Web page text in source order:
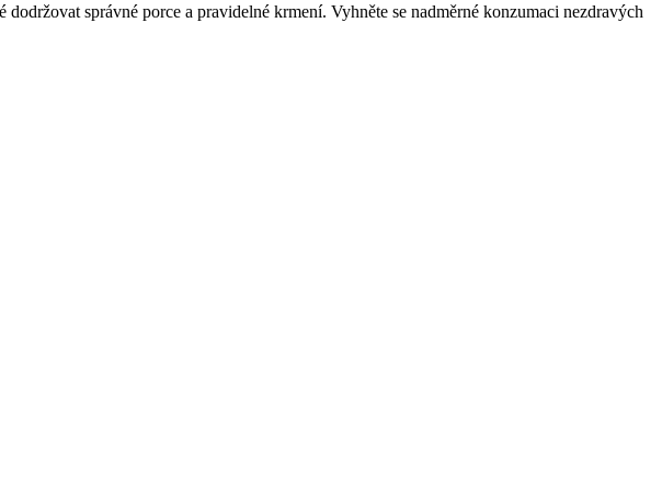
správné porce a pravidelné krmení. Vyhněte se nadměrné konzumaci nezdravých